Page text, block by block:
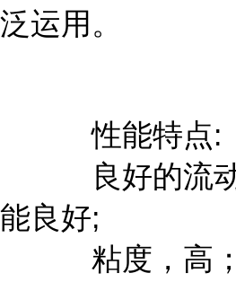
泛运用。
性能特点:
良好的流动
能良好;
粘度，高；